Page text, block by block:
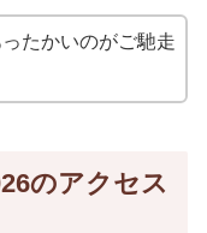
たかいのがご馳走
のアクセス